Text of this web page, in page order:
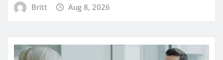
Britt Aug 8, 2026